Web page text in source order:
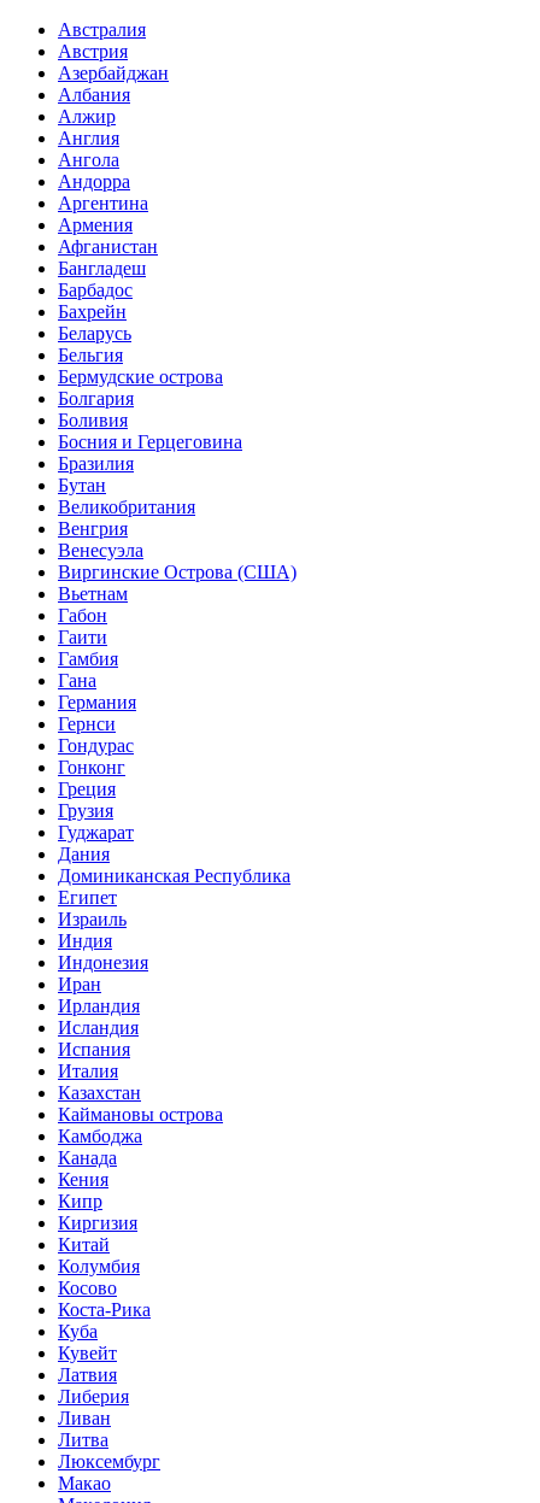
Австралия
Австрия
Азербайджан
Албания
Алжир
Англия
Ангола
Андорра
Аргентина
Армения
Афганистан
Бангладеш
Барбадос
Бахрейн
Беларусь
Бельгия
Бермудские острова
Болгария
Боливия
Босния и Герцеговина
Бразилия
Бутан
Великобритания
Венгрия
Венесуэла
Виргинские Острова (США)
Вьетнам
Габон
Гаити
Гамбия
Гана
Германия
Гернси
Гондурас
Гонконг
Греция
Грузия
Гуджарат
Дания
Доминиканская Республика
Египет
Израиль
Индия
Индонезия
Иран
Ирландия
Исландия
Испания
Италия
Казахстан
Каймановы острова
Камбоджа
Канада
Кения
Кипр
Киргизия
Китай
Колумбия
Косово
Коста-Рика
Куба
Кувейт
Латвия
Либерия
Ливан
Литва
Люксембург
Макао